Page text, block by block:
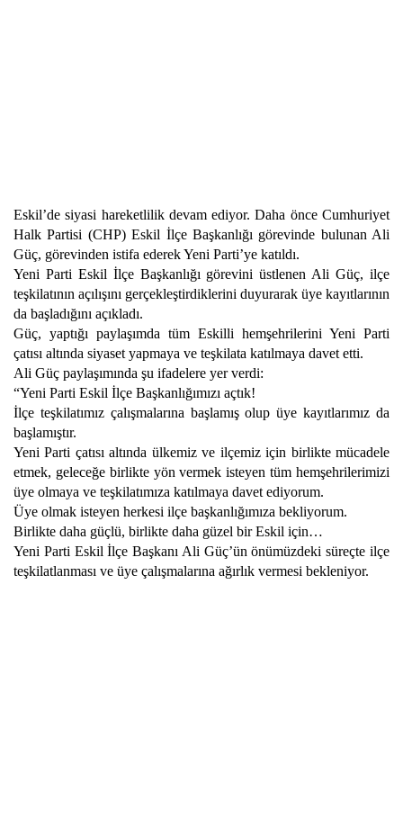
Eskil’de siyasi hareketlilik devam ediyor. Daha önce Cumhuriyet
Halk Partisi (CHP) Eskil İlçe Başkanlığı görevinde bulunan Ali
Güç, görevinden istifa ederek Yeni Parti’ye katıldı.
Yeni Parti Eskil İlçe Başkanlığı görevini üstlenen Ali Güç, ilçe
teşkilatının açılışını gerçekleştirdiklerini duyurarak üye kayıtlarının
da başladığını açıkladı.
Güç, yaptığı paylaşımda tüm Eskilli hemşehrilerini Yeni Parti
çatısı altında siyaset yapmaya ve teşkilata katılmaya davet etti.
Ali Güç paylaşımında şu ifadelere yer verdi:
“Yeni Parti Eskil İlçe Başkanlığımızı açtık!
İlçe teşkilatımız çalışmalarına başlamış olup üye kayıtlarımız da
başlamıştır.
Yeni Parti çatısı altında ülkemiz ve ilçemiz için birlikte mücadele
etmek, geleceğe birlikte yön vermek isteyen tüm hemşehrilerimizi
üye olmaya ve teşkilatımıza katılmaya davet ediyorum.
Üye olmak isteyen herkesi ilçe başkanlığımıza bekliyorum.
Birlikte daha güçlü, birlikte daha güzel bir Eskil için…
Yeni Parti Eskil İlçe Başkanı Ali Güç’ün önümüzdeki süreçte ilçe
teşkilatlanması ve üye çalışmalarına ağırlık vermesi bekleniyor.